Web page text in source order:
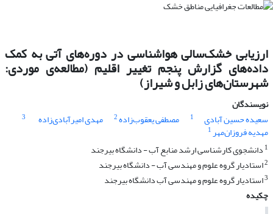
ارزیابی خشک‌سالی هواشناسی در دوره‌های آتی به کمک
داده‌های گزارش پنجم تغییر اقلیم (مطالعه‌ی موردی:
شهرستان‌های زابل و شیراز)
نویسندگان
سعیده حسین آبادی
1 مصطفی یعقوب‌زاده2 مهدی امیرآبادی‌زاده 3
مهدیه فروزان‌مهر1
1 دانشجوی کارشناسی ارشد منابع آب - دانشگاه بیرجند
2استادیار گروه علوم و مهندسی آب - دانشگاه بیرجند
3استادیار گروه علوم و مهندسی آب دانشگاه بیرجند
چکیده